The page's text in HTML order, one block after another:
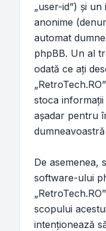
„user-id”) şi
anonime
automat
phpBB. Un al
odată ce aţi
stoca
aşadar pentru
De asemenea,
software-ului
scopului
intenţionează